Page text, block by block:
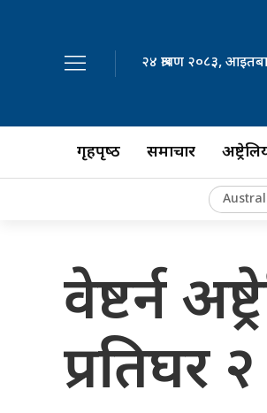
२४ श्रावण २०८३,
गृहपृष्‍ठ समाचार
वेष्टर्न
प्रतिघर